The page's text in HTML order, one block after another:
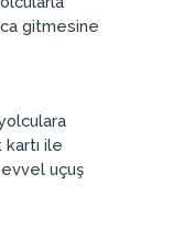
gitmesine
ile
uçuş